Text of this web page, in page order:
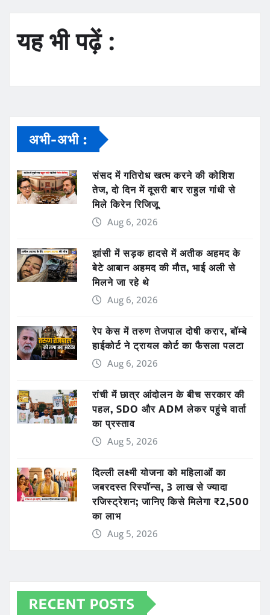
यह भी पढ़ें :
अभी-अभी :
संसद में गतिरोध खत्म करने की कोशिश
तेज, दो दिन में दूसरी बार राहुल गांधी से
मिले किरेन रिजिजू
Aug 6, 2026
झांसी में सड़क हादसे में अतीक अहमद के
बेटे आबान अहमद की मौत, भाई अली से
मिलने जा रहे थे
Aug 6, 2026
रेप केस में तरुण तेजपाल दोषी करार, बॉम्बे
हाईकोर्ट ने ट्रायल कोर्ट का फैसला पलटा
Aug 6, 2026
रांची में छात्र आंदोलन के बीच सरकार की
पहल, SDO और ADM लेकर पहुंचे वार्ता
का प्रस्ताव
Aug 5, 2026
दिल्ली लक्ष्मी योजना को महिलाओं का
जबरदस्त रिस्पॉन्स, 3 लाख से ज्यादा
रजिस्ट्रेशन; जानिए किसे मिलेगा ₹2,500
का लाभ
Aug 5, 2026
RECENT POSTS